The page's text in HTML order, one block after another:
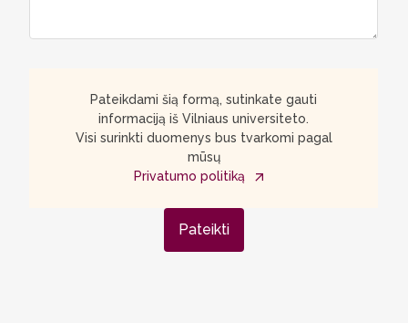
Pateikdami šią formą, sutinkate gauti
informaciją iš Vilniaus universiteto.
Visi surinkti duomenys bus tvarkomi pagal
mūsų
Privatumo politiką
Pateikti